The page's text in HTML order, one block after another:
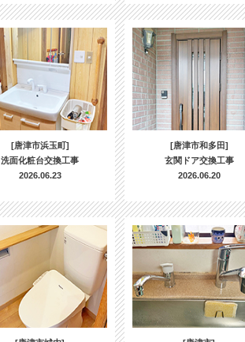
[唐津市浜玉町]
洗面化粧台交換工事
2026.06.23
[唐津市和多田]
玄関ドア交換工事
2026.06.20